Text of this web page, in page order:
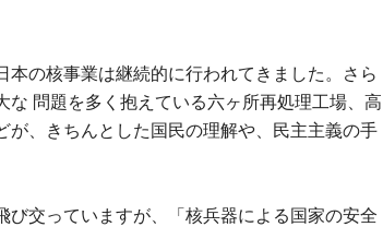
の核事業は継続的に行われてきました。さら
問題を多く抱えている六ヶ所再処理工場、高
、きちんとした国民の理解や、民主主義の手
交っていますが、「核兵器による国家の安全